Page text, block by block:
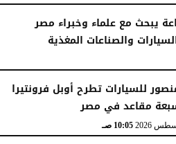
يبحث مع علماء وخبراء مصر
والصناعات المغذية
للسيارات تطرح أوبل فرونتيرا
مقاعد في مصر
10:05 صـ